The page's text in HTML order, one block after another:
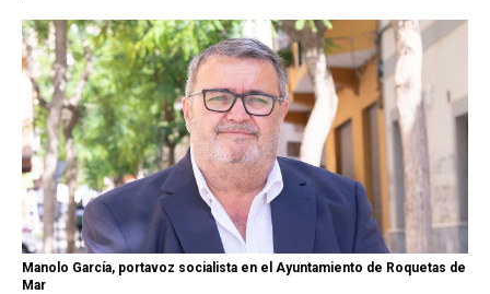
Manolo García, portavoz socialista en el Ayuntamiento de Roquetas de
Mar